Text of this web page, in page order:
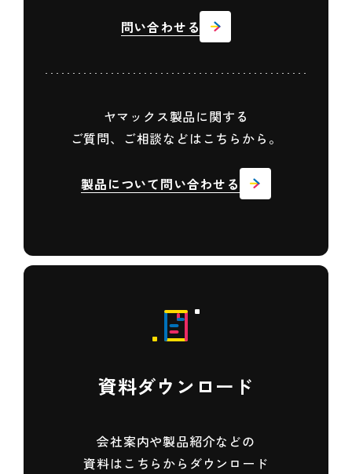
問い合わせる
ヤマックス製品に関する
ご質問、ご相談などはこちらから。
製品について問い合わせる
資料ダウンロード
会社案内や製品紹介などの
資料は こちらからダウンロード